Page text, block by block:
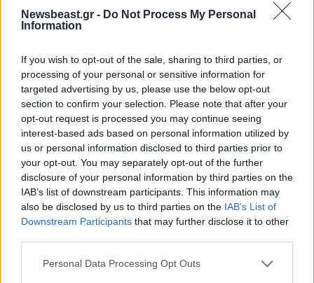
Newsbeast.gr - Do Not Process My Personal
Information
If you wish to opt-out of the sale, sharing to third parties, or
processing of your personal or sensitive information for
targeted advertising by us, please use the below opt-out
section to confirm your selection. Please note that after your
opt-out request is processed you may continue seeing
interest-based ads based on personal information utilized by
us or personal information disclosed to third parties prior to
your opt-out. You may separately opt-out of the further
disclosure of your personal information by third parties on the
IAB’s list of downstream participants. This information may
also be disclosed by us to third parties on the IAB’s List of
Downstream Participants that may further disclose it to other
Please note that this website/app uses one or more Google
Personal Data Processing Opt Outs
Νέο χάπι ρίχνει την «κακή» χοληστερίνη έως και
πάντα